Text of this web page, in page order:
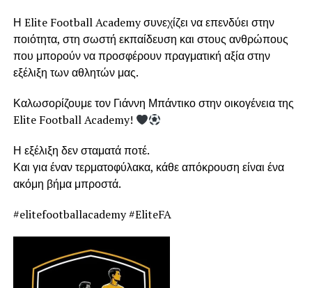
Η Elite Football Academy συνεχίζει να επενδύει στην
ποιότητα, στη σωστή εκπαίδευση και στους ανθρώπους
που μπορούν να προσφέρουν πραγματική αξία στην
εξέλιξη των αθλητών μας.
Καλωσορίζουμε τον Γιάννη Μπάντικο στην οικογένεια της
Elite Football Academy!
Η εξέλιξη δεν σταματά ποτέ.
Και για έναν τερματοφύλακα, κάθε απόκρουση είναι ένα
ακόμη βήμα μπροστά.
#elitefootballacademy #EliteFA